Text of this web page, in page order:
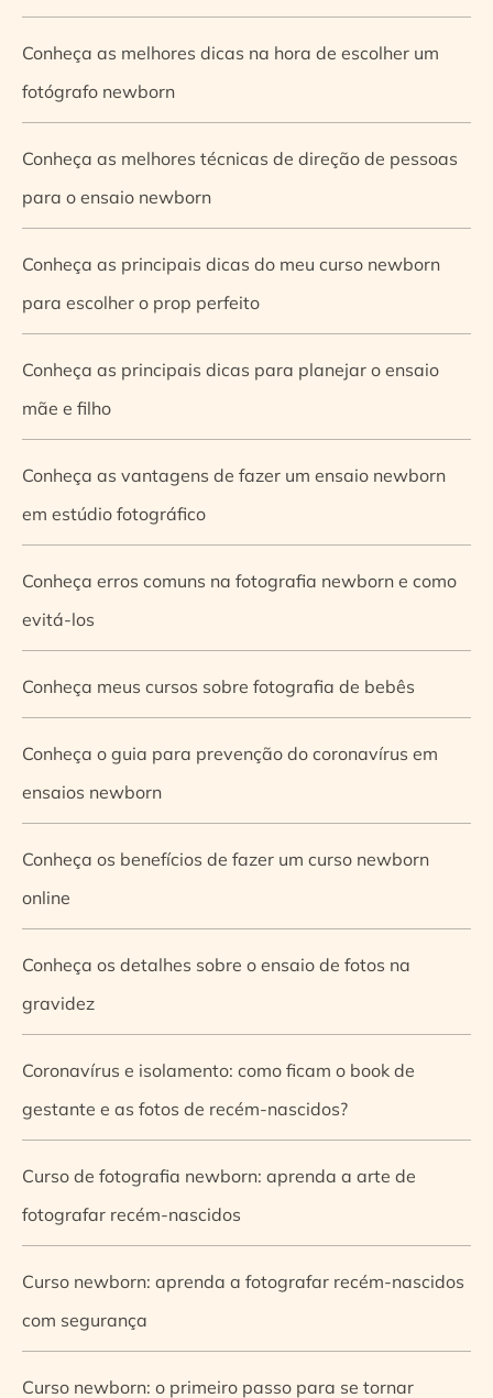
Conheça as melhores dicas na hora de escolher um
fotógrafo newborn
Conheça as melhores técnicas de direção de pessoas
para o ensaio newborn
Conheça as principais dicas do meu curso newborn
para escolher o prop perfeito
Conheça as principais dicas para planejar o ensaio
mãe e filho
Conheça as vantagens de fazer um ensaio newborn
em estúdio fotográfico
Conheça erros comuns na fotografia newborn e como
evitá-los
Conheça meus cursos sobre fotografia de bebês
Conheça o guia para prevenção do coronavírus em
ensaios newborn
Conheça os benefícios de fazer um curso newborn
online
Conheça os detalhes sobre o ensaio de fotos na
gravidez
Coronavírus e isolamento: como ficam o book de
gestante e as fotos de recém-nascidos?
Curso de fotografia newborn: aprenda a arte de
fotografar recém-nascidos
Curso newborn: aprenda a fotografar recém-nascidos
com segurança
Curso newborn: o primeiro passo para se tornar